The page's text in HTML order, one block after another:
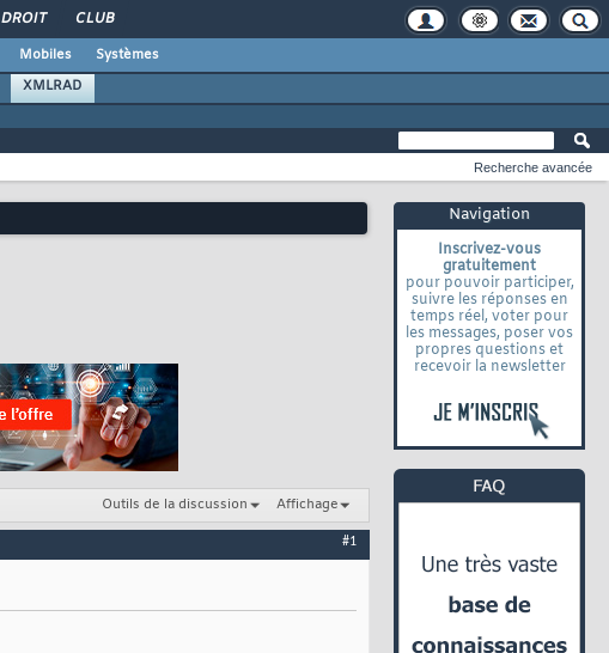
DROIT CLUB
Mobiles
Systèmes
XMLRAD
Navigation
Inscrivez-vous
gratuitement
pour pouvoir participer,
suivre les réponses en
temps réel, voter pour
les messages, poser vos
propres questions et
recevoir la newsletter
Recherche avancée
Outils de la discussion Affichage
#1